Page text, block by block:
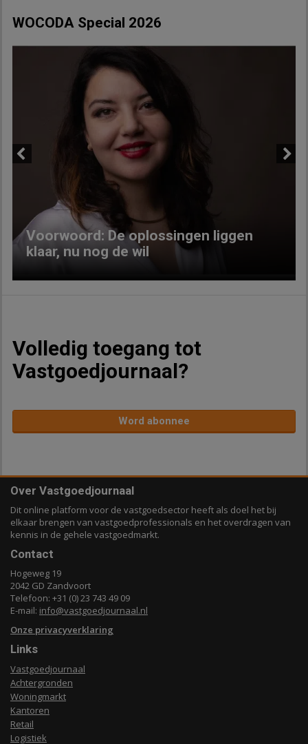
WOCODA Special 2026
Voorwoord: De oplossingen liggen
klaar, nu nog de wil
Volledig toegang tot
Vastgoedjournaal?
Word abonnee
Over Vastgoedjournaal
Dit online platform voor de vastgoedsector heeft als doel het bij
elkaar brengen van vastgoedprofessionals en het overdragen van
kennis in de gehele vastgoedmarkt.
Contact
Hogeweg 19
2042 GD Zandvoort
Telefoon: +31 (0) 23 743 49 09
E-mail: info@vastgoedjournaal.nl
Onze privacyverklaring
Links
Vastgoedjournaal
Achtergronden
Woningmarkt
Kantoren
Retail
Logistiek